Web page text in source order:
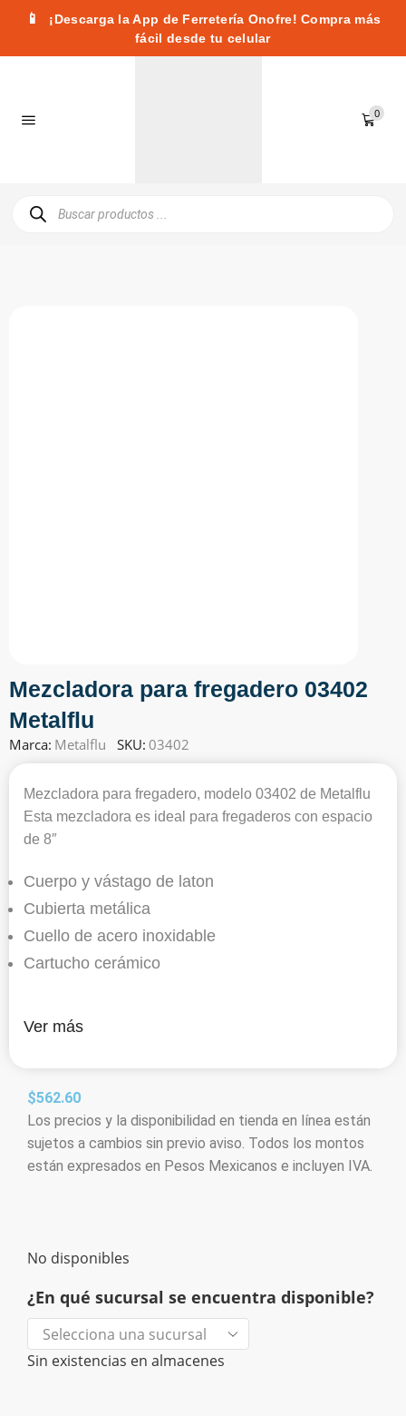
📱
¡Descarga la App de Ferretería Onofre! Compra más
fácil desde tu celular
0
Mezcladora para fregadero 03402
Metalflu
Marca: Metalflu SKU: 03402
Mezcladora para fregadero, modelo 03402 de Metalflu
Esta mezcladora es ideal para fregaderos con espacio
de 8″
Cuerpo y vástago de laton
Cubierta metálica
Cuello de acero inoxidable
Cartucho cerámico
Ver más
$562.60
Los precios y la disponibilidad en tienda en línea están
sujetos a cambios sin previo aviso. Todos los montos
están expresados en Pesos Mexicanos e incluyen IVA.
No disponibles
¿En qué sucursal se encuentra disponible?
Sin existencias en almacenes